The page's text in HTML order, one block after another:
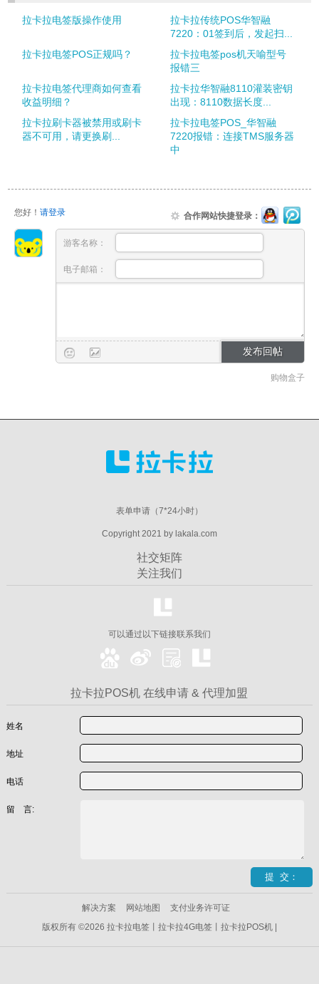
拉卡拉电签版操作使用
拉卡拉传统POS华智融
7220：01签到后，发起扫...
拉卡拉电签POS正规吗？
拉卡拉电签pos机天喻型号
报错三
拉卡拉电签代理商如何查看
收益明细？
拉卡拉华智融8110灌装密钥
出现：8110数据长度...
拉卡拉刷卡器被禁用或刷卡
器不可用，请更换刷...
拉卡拉电签POS_华智融
7220报错：连接TMS服务器
中
您好！ 请登录 合作网站快捷登录：
游客名称：
电子邮箱：
购物盒子
表单申请（7*24小时）
Copyright 2021 by lakala.com
社交矩阵
关注我们
可以通过以下链接联系我们
拉卡拉POS机 在线申请 & 代理加盟
姓名
地址
电话
留 言:
解决方案 网站地图
支付业务许可证
版权所有 ©2026 拉卡拉电签丨拉卡拉4G电签丨拉卡拉POS机 |